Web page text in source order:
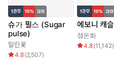
슈가 펄스 (Sugar
pulse)
말린꽃
4.8(2,507)
에보니 캐슬
섬온화
4.8(11,142)